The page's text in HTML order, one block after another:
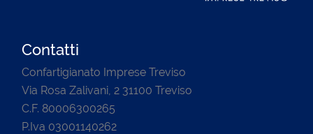
Contatti
Confartigianato Imprese Treviso
Via Rosa Zalivani, 2 31100 Treviso
C.F. 80006300265
P.Iva 03001140262